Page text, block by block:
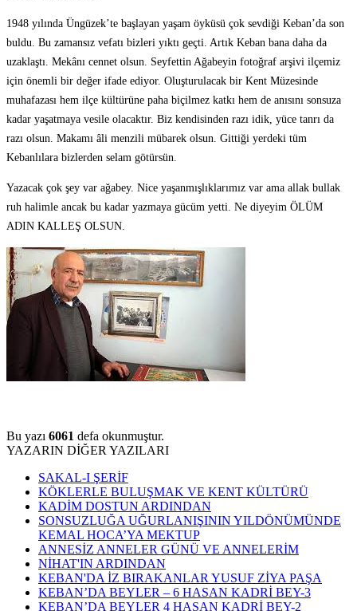
1948 yılında Üngüzek’te başlayan yaşam öyküsü çok sevdiği Keban’da son
buldu. Bu zamansız vefatı bizleri yıktı geçti. Artık Keban bana daha da
uzaklaştı. Mekânı cennet olsun. Seyfettin Ağabeyin fotoğraf arşivi ilçemiz
için önemli bir değer ifade ediyor. Oluşturulacak bir Kent Müzesinde
muhafazası hem ilçe kültürüne paha biçilmez katkı hem de anısını sonsuza
kadar yaşatmaya vesile olacaktır. Biz kendisinden razı idik, yüce tanrı da
razı olsun. Makamı âli menzili mübarek olsun. Gittiği yerdeki tüm
Kebanlılara bizlerden selam götürsün.
Yazacak çok şey var ağabey. Nice yaşanmışlıklarımız var ama allak bullak
ruh halimle ancak bu kadar yazmaya gücüm yetti. Ne diyeyim ÖLÜM
ADIN KALLEŞ OLSUN.
Bu yazı 6061 defa okunmuştur.
YAZARIN DİĞER YAZILARI
SAKAL-I ŞERİF
KÖKLERLE BULUŞMAK VE KENT KÜLTÜRÜ
KADİM DOSTUN ARDINDAN
SONSUZLUĞA UĞURLANIŞININ YILDÖNÜMÜNDE
KEMAL HOCA’YA MEKTUP
ANNESİZ ANNELER GÜNÜ VE ANNELERİM
NİHAT'IN ARDINDAN
KEBAN'DA İZ BIRAKANLAR YUSUF ZİYA PAŞA
KEBAN’DA BEYLER – 6 HASAN KADRİ BEY-3
KEBAN’DA BEYLER 4 HASAN KADRİ BEY-2